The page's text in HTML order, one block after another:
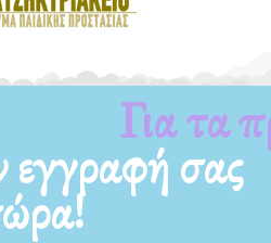
νέα μας
εγγραφή σας